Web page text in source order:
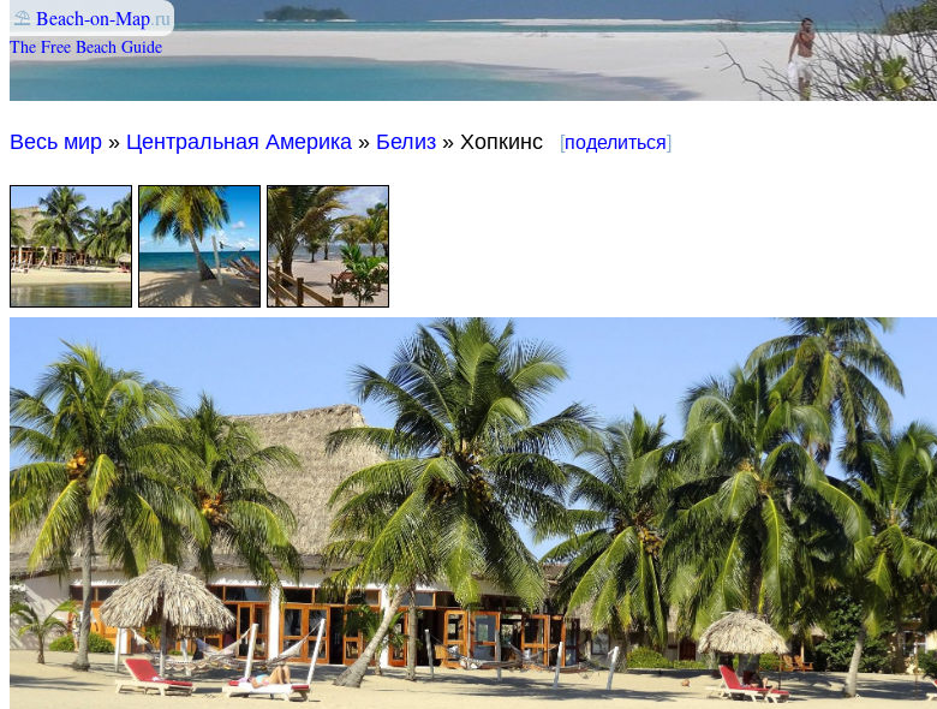
⛱ Beach-on-Map.ru
The Free Beach Guide
Весь мир » Центральная Америка » Белиз » Хопкинс [поделиться]